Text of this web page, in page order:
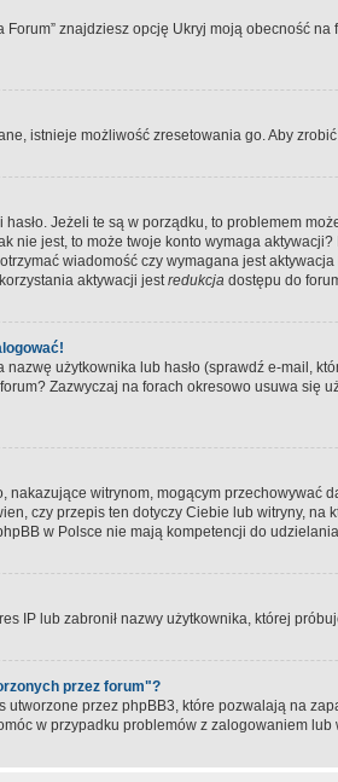
Forum” znajdziesz opcję Ukryj moją obecność
istnieje możliwość zresetowania go. Aby
Jeżeli te są w porządku, to problemem
nie jest, to może twoje konto wymaga
wiadomość czy wymagana jest
aktywacji jestredukcja dostępu do
użytkownika lub hasło (sprawdź e-mail,
Zazwyczaj na forach okresowo usuwa
witrynom, mogącym
czy przepis ten dotyczy Ciebie lub witryny,
w Polsce nie mają kompetencji do
IP lub zabronił nazwy użytkownika, której
przez forum"?
utworzone przez phpBB3, które pozwalają na
w przypadku problemów z zalogowaniem